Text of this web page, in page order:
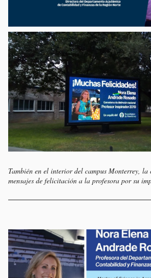
También en el interior del campus Monterrey, la
mensajes de felicitación a la profesora por su